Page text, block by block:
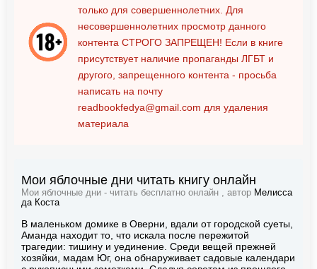
только для совершеннолетних. Для
несовершеннолетних просмотр данного
контента СТРОГО ЗАПРЕЩЕН! Если в книге
присутствует наличие пропаганды ЛГБТ и
другого, запрещенного контента - просьба
написать на почту
readbookfedya@gmail.com для удаления
материала
Мои яблочные дни читать книгу онлайн
Мои яблочные дни - читать бесплатно онлайн , автор Мелисса
да Коста
В маленьком домике в Оверни, вдали от городской суеты,
Аманда находит то, что искала после пережитой
трагедии: тишину и уединение. Среди вещей прежней
хозяйки, мадам Юг, она обнаруживает садовые календари